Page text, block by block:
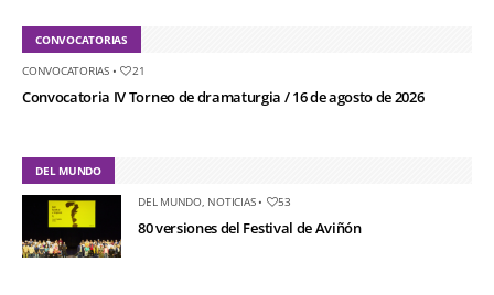
CONVOCATORIAS
CONVOCATORIAS• 21
Convocatoria IV Torneo de dramaturgia / 16 de agosto de 2026
DEL MUNDO
DEL MUNDO, NOTICIAS• 53
80 versiones del Festival de Aviñón